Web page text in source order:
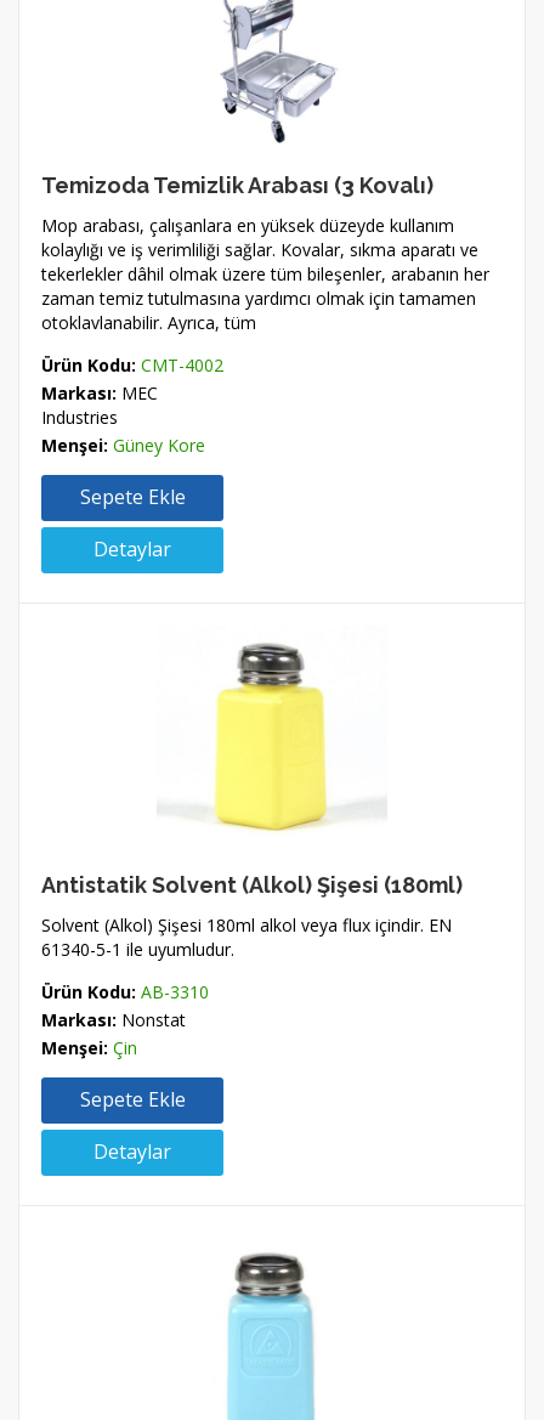
Temizoda Temizlik Arabası (3 Kovalı)
Mop arabası, çalışanlara en yüksek düzeyde kullanım
kolaylığı ve iş verimliliği sağlar. Kovalar, sıkma aparatı ve
tekerlekler dâhil olmak üzere tüm bileşenler, arabanın her
zaman temiz tutulmasına yardımcı olmak için tamamen
otoklavlanabilir. Ayrıca, tüm
Ürün Kodu: CMT-4002
Markası: MEC
Industries
Menşei: Güney Kore
Sepete Ekle
Detaylar
Antistatik Solvent (Alkol) Şişesi (180ml)
Solvent (Alkol) Şişesi 180ml alkol veya flux içindir. EN
61340-5-1 ile uyumludur.
Ürün Kodu: AB-3310
Markası: Nonstat
Menşei: Çin
Sepete Ekle
Detaylar